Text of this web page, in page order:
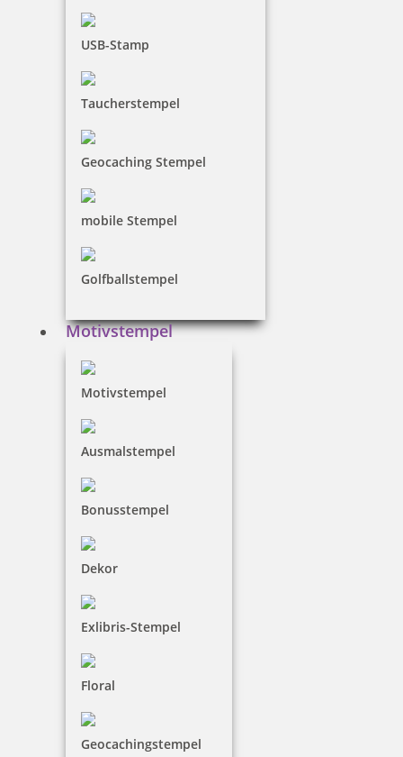
USB-Stamp
Taucherstempel
Geocaching Stempel
mobile Stempel
Golfballstempel
Motivstempel
Motivstempel
Ausmalstempel
Bonusstempel
Dekor
Exlibris-Stempel
Floral
Geocachingstempel
Trodat Professional 5460 Mehrfarbiger Stempel
Trodat Printy 4750/L1 4.0 Datumstempel EINGEGANGEN 39 x